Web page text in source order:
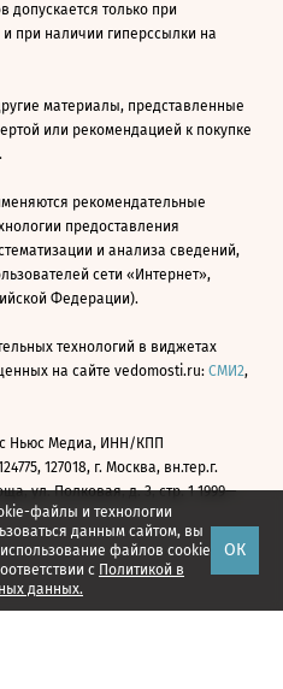
файлы и технологии
данным сайтом, вы
файлов cookie
с Политикой в
данных.
ОК
только при
и при наличии гиперссылки на
материалы, представленные
или рекомендацией к покупке
рекомендательные
предоставления
и анализа сведений,
сети «Интернет»,
Федерации).
технологий в виджетах
на сайте vedomosti.ru: СМИ2,
Ньюс Медиа, ИНН/КПП
127018, г. Москва, вн.тер.г.
ул. Полковая, д. 3, стр. 1 1999—